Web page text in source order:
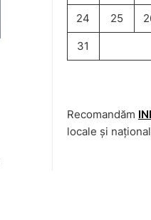
24 25
31
Recomandăm
locale și